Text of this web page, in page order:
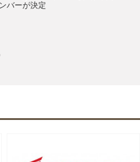
バーが決定